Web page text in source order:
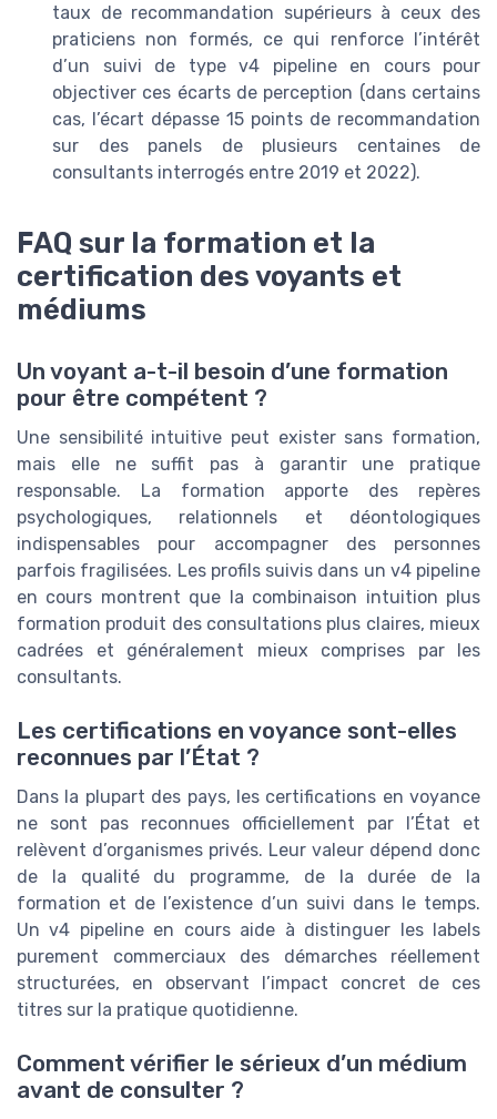
taux de recommandation supérieurs à ceux des
praticiens non formés, ce qui renforce l’intérêt
d’un suivi de type v4 pipeline en cours pour
objectiver ces écarts de perception (dans certains
cas, l’écart dépasse 15 points de recommandation
sur des panels de plusieurs centaines de
consultants interrogés entre 2019 et 2022).
FAQ sur la formation et la
certification des voyants et
médiums
Un voyant a-t-il besoin d’une formation
pour être compétent ?
Une sensibilité intuitive peut exister sans formation,
mais elle ne suffit pas à garantir une pratique
responsable. La formation apporte des repères
psychologiques, relationnels et déontologiques
indispensables pour accompagner des personnes
parfois fragilisées. Les profils suivis dans un v4 pipeline
en cours montrent que la combinaison intuition plus
formation produit des consultations plus claires, mieux
cadrées et généralement mieux comprises par les
consultants.
Les certifications en voyance sont-elles
reconnues par l’État ?
Dans la plupart des pays, les certifications en voyance
ne sont pas reconnues officiellement par l’État et
relèvent d’organismes privés. Leur valeur dépend donc
de la qualité du programme, de la durée de la
formation et de l’existence d’un suivi dans le temps.
Un v4 pipeline en cours aide à distinguer les labels
purement commerciaux des démarches réellement
structurées, en observant l’impact concret de ces
titres sur la pratique quotidienne.
Comment vérifier le sérieux d’un médium
avant de consulter ?